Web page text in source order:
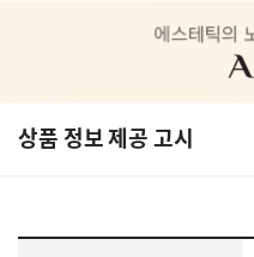
상품 정보 제공 고시